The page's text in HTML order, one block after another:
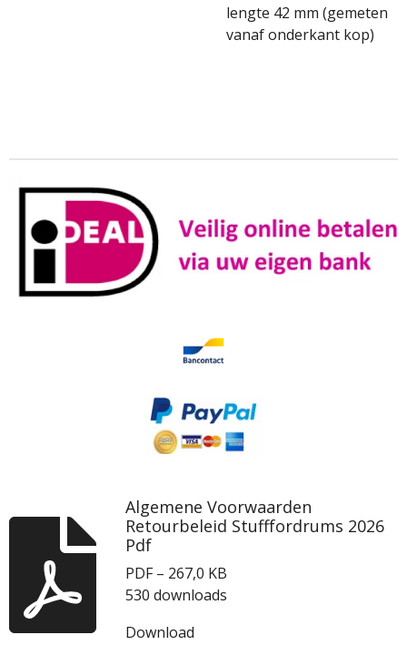
lengte 42 mm (gemeten
vanaf onderkant kop)
Algemene Voorwaarden
Retourbeleid Stufffordrums 2026
Pdf
PDF – 267,0 KB
530 downloads
Download